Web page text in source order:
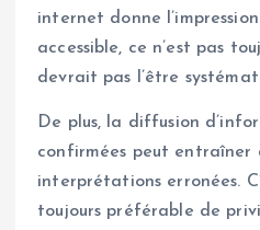
internet donne
accessible, ce n’est pas
devrait pas l’être
De plus, la diffusion
confirmées peut entraîner
interprétations erronées.
toujours préférable de